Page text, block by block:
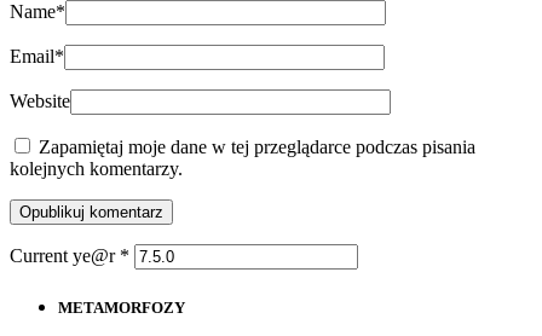
Name*
Email*
Website
Zapamiętaj moje dane w tej przeglądarce podczas pisania
kolejnych komentarzy.
Current ye@r *
METAMORFOZY